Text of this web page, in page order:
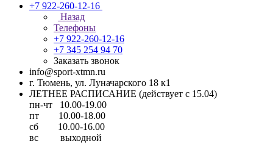
+7 922-260-12-16
Назад
Телефоны
+7 922-260-12-16
+7 345 254 94 70
Заказать звонок
info@sport-xtmn.ru
г. Тюмень, ул. Луначарского 18 к1
ЛЕТНЕЕ РАСПИСАНИЕ (действует с 15.04)
пн-чт 10.00-19.00
пт 10.00-18.00
сб 10.00-16.00
вс выходной